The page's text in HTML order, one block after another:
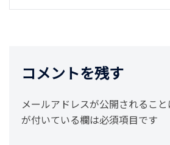
ゲ
コメントを残す
メールアドレスが公開されること
が付いている欄は必須項目です